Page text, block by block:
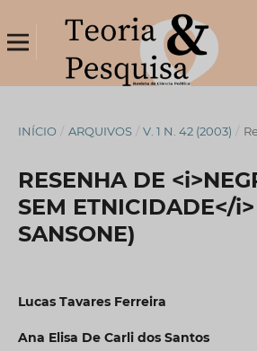
INÍCIO / ARQUIVOS / V. 1 N. 42 (2003) /
RESENHA DE
SEM ETNICIDADE</
SANSONE)
Lucas Tavares Ferreira
Ana Elisa De Carli dos Santos